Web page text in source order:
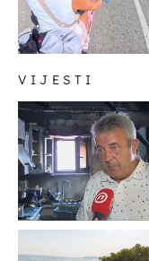
VIJESTI